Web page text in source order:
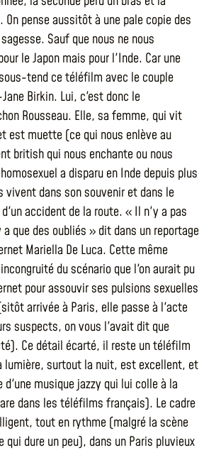
pense aussitôt à une pale copie des
Sauf que nous ne nous
le Japon mais pour l'Inde. Car une
tend ce téléfilm avec le couple
Birkin. Lui, c'est donc le
Rousseau. Elle, sa femme, qui vit
est muette (ce qui nous enlève au
british qui nous enchante ou nous
a disparu en Inde depuis plus
vivent dans son souvenir et dans le
accident de la route. « Il n'y a pas
que des oubliés » dit dans un reportage
Mariella De Luca. Cette même
du scénario que l'on aurait pu
pour assouvir ses pulsions sexuelles
arrivée à Paris, elle passe à l'acte
suspects, on vous l'avait dit que
Ce détail écarté, il reste un téléfilm
lumière, surtout la nuit, est excellent, et
d'une musique jazzy qui lui colle à la
dans les téléfilms français). Le cadre
tout en rythme (malgré la scène
qui dure un peu), dans un Paris pluvieux